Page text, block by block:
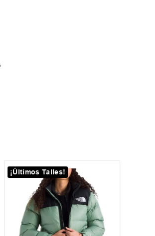
¡Últimos Talles!